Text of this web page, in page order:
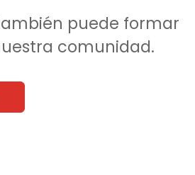
puede formar
comunidad.